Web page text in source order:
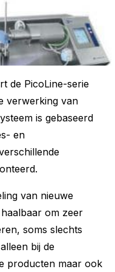
de PicoLine-serie
verwerking van
is gebaseerd
en
van nieuwe
om zeer
soms slechts
bij de
producten maar ook